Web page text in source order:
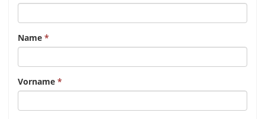
Name
Vorname